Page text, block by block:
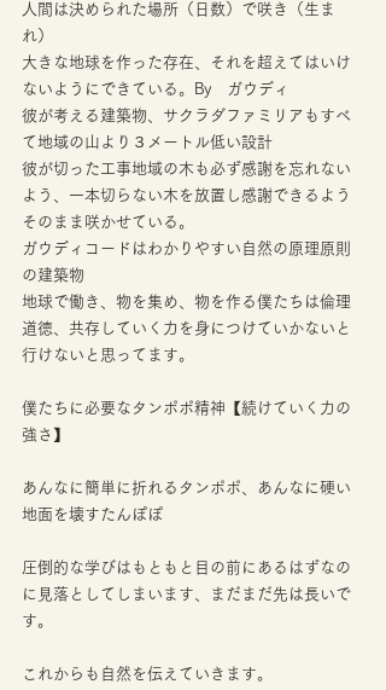
人間は決められた場所（日数）で咲き（生ま
れ）
大きな地球を作った存在、それを超えてはいけ
ないようにできている。By　ガウディ
彼が考える建築物、サクラダファミリアもすべ
て地域の山より３メートル低い設計
彼が切った工事地域の木も必ず感謝を忘れない
よう、一本切らない木を放置し感謝できるよう
そのまま咲かせている。
ガウディコードはわかりやすい自然の原理原則
の建築物
地球で働き、物を集め、物を作る僕たちは倫理
道徳、共存していく力を身につけていかないと
行けないと思ってます。
僕たちに必要なタンポポ精神【続けていく力の
強さ】
あんなに簡単に折れるタンポポ、あんなに硬い
地面を壊すたんぽぽ
圧倒的な学びはもともと目の前にあるはずなの
に見落としてしまいます、まだまだ先は長いで
す。
これからも自然を伝えていきます。